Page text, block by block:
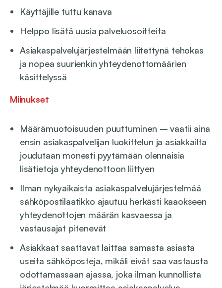
Käyttäjille tuttu kanava
Helppo lisätä uusia palveluosoitteita
Asiakaspalvelujärjestelmään liitettynä tehokas
ja nopea suurienkin yhteydenottomäärien
käsittelyssä
Miinukset
Määrämuotoisuuden puuttuminen – vaatii aina
ensin asiakaspalvelijan luokittelun ja asiakkailta
joudutaan monesti pyytämään olennaisia
lisätietoja yhteydenottoon liittyen
Ilman nykyaikaista asiakaspalvelujärjestelmää
sähköpostilaatikko ajautuu herkästi kaaokseen
yhteydenottojen määrän kasvaessa ja
vastausajat pitenevät
Asiakkaat saattavat laittaa samasta asiasta
useita sähköposteja, mikäli eivät saa vastausta
odottamassaan ajassa, joka ilman kunnollista